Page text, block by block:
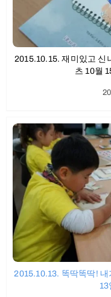
2015.10.15. 재미있고 신
츠 10월
2015.10.13. 똑딱똑딱!
13